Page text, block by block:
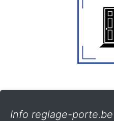
Info reglage-porte.be